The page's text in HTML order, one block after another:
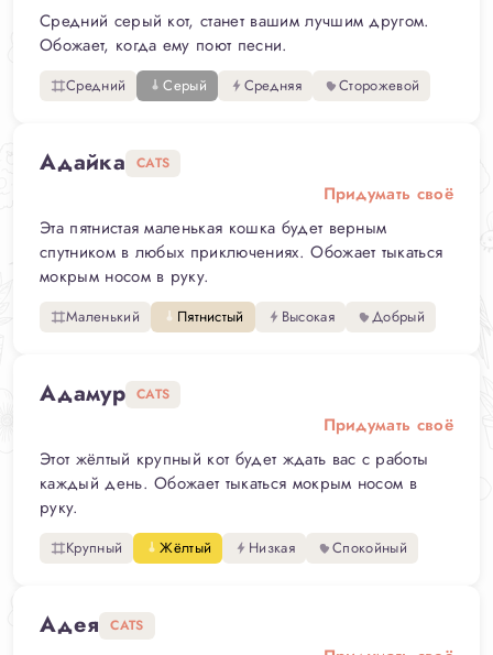
Средний серый кот, станет вашим лучшим другом.
Обожает, когда ему поют песни.
Средний Серый Средняя Сторожевой
Адайка CATS
Придумать своё
Эта пятнистая маленькая кошка будет верным
спутником в любых приключениях. Обожает тыкаться
мокрым носом в руку.
Маленький Пятнистый Высокая Добрый
Адамур CATS
Придумать своё
Этот жёлтый крупный кот будет ждать вас с работы
каждый день. Обожает тыкаться мокрым носом в
руку.
Крупный Жёлтый Низкая Спокойный
Адея CATS